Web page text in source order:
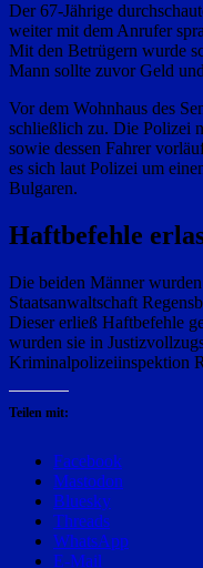
Der 67-Jährige
weiter mit dem Anrufer
Mit den Betrügern wurde
Mann sollte zuvor Geld
Vor dem Wohnhaus des
schließlich zu. Die Polizei
sowie dessen Fahrer
es sich laut Polizei um
Bulgaren.
Haftbefehle
Die beiden Männer
Staatsanwaltschaft
Dieser erließ Haftbefehle
wurden sie in
Kriminalpolizeiinspektion
Teilen mit:
Facebook
Mastodon
Bluesky
Threads
WhatsApp
E-Mail